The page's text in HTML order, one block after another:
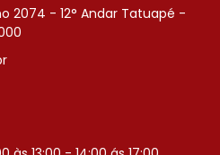
2074 - 12° Andar Tatuapé -